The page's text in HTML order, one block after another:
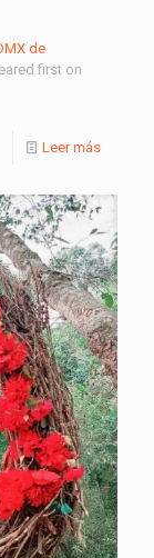
de
first on
Leer más